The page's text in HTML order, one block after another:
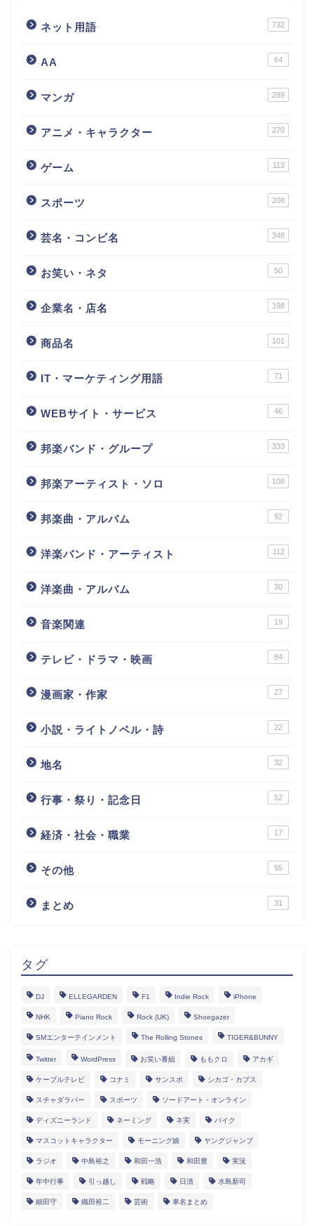
ネット用語 732
AA 64
マンガ 289
アニメ・キャラクター 270
ゲーム 113
スポーツ 208
芸名・コンビ名 348
お笑い・ネタ 50
企業名・店名 198
商品名 101
IT・マーケティング用語 71
WEBサイト・サービス 46
邦楽バンド・グループ 333
邦楽アーティスト・ソロ 108
邦楽曲・アルバム 92
洋楽バンド・アーティスト 112
洋楽曲・アルバム 30
音楽関連 19
テレビ・ドラマ・映画 84
漫画家・作家 27
小説・ライトノベル・詩 22
地名 32
行事・祭り・記念日 52
経済・社会・職業 17
その他 95
まとめ 31
タグ
DJ ELLEGARDEN F1 Indie Rock iPhone
NHK Piano Rock Rock (UK) Shoegazer
SMエンターテインメント The Rolling Stones TIGER&BUNNY
Twitter WordPress お笑い番組 ももクロ アカギ
ケーブルテレビ コナミ サンスポ シカゴ・カブス
スチャダラパー スポーツ ソードアート・オンライン
ディズニーランド ネーミング ネ実 バイク
マスコットキャラクター モーニング娘 ヤングジャンプ
ラジオ 中島裕之 和田一浩 和田豊 実況
年中行事 引っ越し 戦略 日清 水島新司
細田守 織田裕二 芸術 車名まとめ